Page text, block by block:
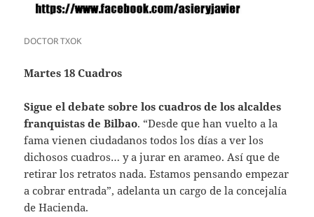
DOCTOR TXOK
Martes 18 Cuadros
Sigue el debate sobre los cuadros de los alcaldes
franquistas de Bilbao. “Desde que han vuelto a la
fama vienen ciudadanos todos los días a ver los
dichosos cuadros… y a jurar en arameo. Así que de
retirar los retratos nada. Estamos pensando empezar
a cobrar entrada”, adelanta un cargo de la concejalía
de Hacienda.